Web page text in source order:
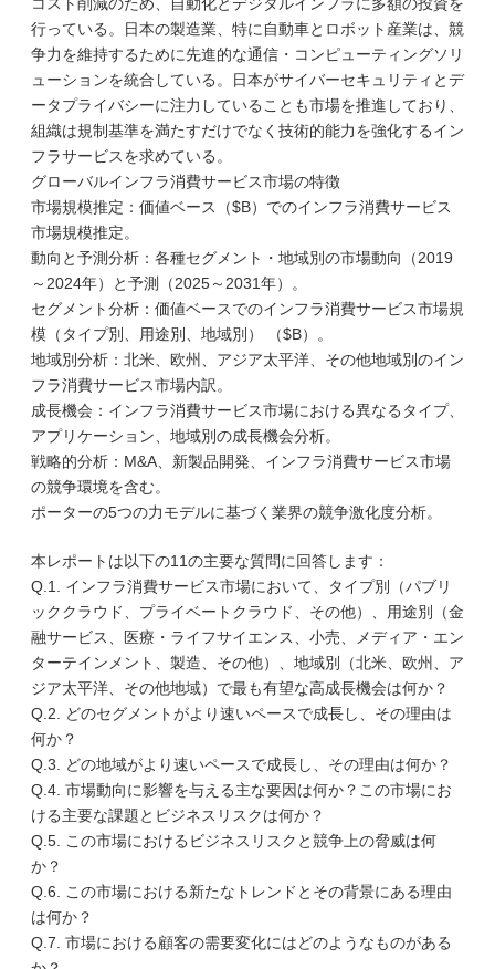
行っている。日本の製造業、特に自動車とロボット産業は、競
争力を維持するために先進的な通信・コンピューティングソリ
ューションを統合している。日本がサイバーセキュリティとデ
ータプライバシーに注力していることも市場を推進しており、
組織は規制基準を満たすだけでなく技術的能力を強化するイン
フラサービスを求めている。
グローバルインフラ消費サービス市場の特徴
市場規模推定：価値ベース（$B）でのインフラ消費サービス
市場規模推定。
動向と予測分析：各種セグメント・地域別の市場動向（2019
～2024年）と予測（2025～2031年）。
セグメント分析：価値ベースでのインフラ消費サービス市場規
模（タイプ別、用途別、地域別） （$B）。
地域別分析：北米、欧州、アジア太平洋、その他地域別のイン
フラ消費サービス市場内訳。
成長機会：インフラ消費サービス市場における異なるタイプ、
アプリケーション、地域別の成長機会分析。
戦略的分析：M&A、新製品開発、インフラ消費サービス市場
の競争環境を含む。
ポーターの5つの力モデルに基づく業界の競争激化度分析。
本レポートは以下の11の主要な質問に回答します：
Q.1. インフラ消費サービス市場において、タイプ別（パブリ
ッククラウド、プライベートクラウド、その他）、用途別（金
融サービス、医療・ライフサイエンス、小売、メディア・エン
ターテインメント、製造、その他）、地域別（北米、欧州、ア
ジア太平洋、その他地域）で最も有望な高成長機会は何か？
Q.2. どのセグメントがより速いペースで成長し、その理由は
何か？
Q.3. どの地域がより速いペースで成長し、その理由は何か？
Q.4. 市場動向に影響を与える主な要因は何か？この市場にお
ける主要な課題とビジネスリスクは何か？
Q.5. この市場におけるビジネスリスクと競争上の脅威は何
か？
Q.6. この市場における新たなトレンドとその背景にある理由
は何か？
Q.7. 市場における顧客の需要変化にはどのようなものがある